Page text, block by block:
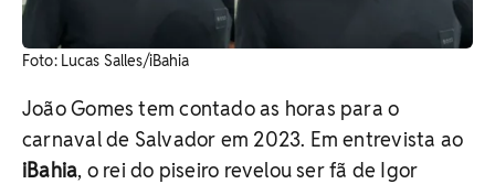
Foto: Lucas Salles/iBahia
João Gomes tem contado as horas para o
carnaval de Salvador em 2023. Em entrevista ao
iBahia, o rei do piseiro revelou ser fã de Igor